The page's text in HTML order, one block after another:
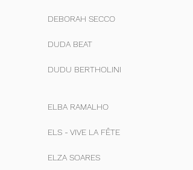
DEBORAH SECCO
DUDA BEAT
DUDU BERTHOLINI
ELBA RAMALHO
ELS - VIVE LA FÊTE
ELZA SOARES